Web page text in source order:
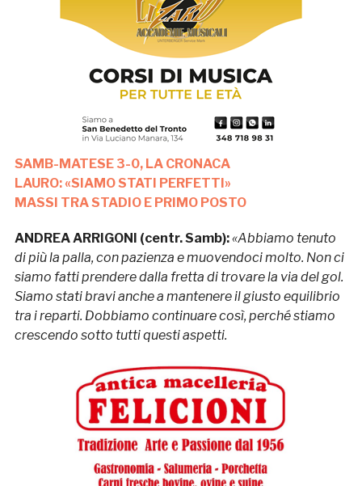
SAMB-MATESE 3-0, LA CRONACA
LAURO: «SIAMO STATI PERFETTI»
MASSI TRA STADIO E PRIMO POSTO
ANDREA ARRIGONI (centr. Samb):«Abbiamo tenuto
di più la palla, con pazienza e muovendoci molto. Non ci
siamo fatti prendere dalla fretta di trovare la via del gol.
Siamo stati bravi anche a mantenere il giusto equilibrio
tra i reparti. Dobbiamo continuare così, perché stiamo
crescendo sotto tutti questi aspetti.